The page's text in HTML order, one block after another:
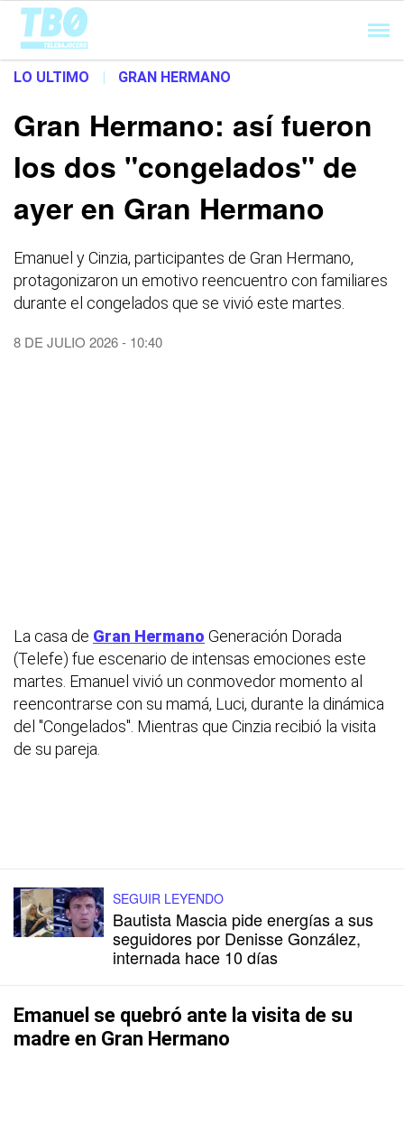
Cargando...
LO ULTIMO | GRAN HERMANO
Gran Hermano: así fueron
los dos "congelados" de
ayer en Gran Hermano
Emanuel y Cinzia, participantes de Gran Hermano,
protagonizaron un emotivo reencuentro con familiares
durante el congelados que se vivió este martes.
8 DE JULIO 2026 - 10:40
La casa de Gran Hermano Generación Dorada
(Telefe) fue escenario de intensas emociones este
martes. Emanuel vivió un conmovedor momento al
reencontrarse con su mamá, Luci, durante la dinámica
del "Congelados". Mientras que Cinzia recibió la visita
de su pareja.
SEGUIR LEYENDO
Bautista Mascia pide energías a sus
seguidores por Denisse González,
internada hace 10 días
Emanuel se quebró ante la visita de su
madre en Gran Hermano